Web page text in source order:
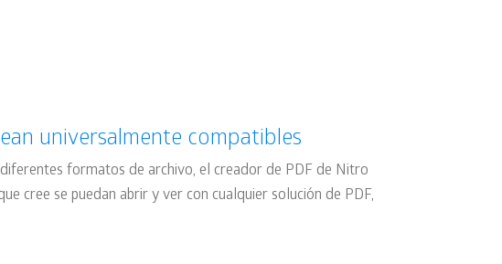
universalmente compatibles
formatos de archivo, el creador de PDF de Nitro
cree se puedan abrir y ver con cualquier solución de PDF,